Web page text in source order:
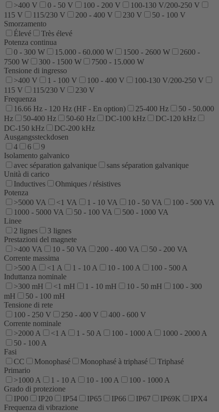
>400 V
0 - 50 V 100 - 200 V
100-130 V/200-250 V
115 V
115/230 V 200 - 400 V 230 V
50 - 100 V
Smorzamento
Élevé
Très élevé
Potenza continua
0 - 300 W
15.000 - 60.000 W 1500 - 2600 W
2600 -
7500 W
300 - 1500 W
7500 - 15.000 W
Tensione di ingresso
>400 V
1 - 100 V 100 - 400 V
100-130 V/200-250 V
115 V
115/230 V
230 V
Frequenza
16.66 Hz - 120 Hz (HF - En option)
25-400 Hz
50 - 50.000
Hz
50-400 Hz 50-60 Hz DC-100 kHz
DC-120 kHz
DC-150 kHz
DC-200 kHz
Ausgangssteckdosen
4
6
9
Isolamento galvanico
avec séparation galvanique
sans séparation galvanique
Unità di carico
Inductives
Ohmiques / résistives
Potenza
>5000 VA
<1 VA 1 - 10 VA 10 - 50 VA
100 - 500 VA
1000 - 5000 VA
50 - 100 VA
500 - 1000 VA
Linee
2 lignes
3 lignes
Prestazioni del magnete
>400 VA
10 - 50 VA 200 - 400 VA
50 - 200 VA
Corrente massima
>500 A
<1 A 1 - 10 A 10 - 100 A
100 - 500 A
Induttanza nominale
>300 mH
<1 mH 1 - 10 mH 10 - 50 mH
100 - 300
mH
50 - 100 mH
Tensione di rete
100 - 250 V
250 - 400 V
400 - 600 V
Corrente nominale
>2000 A
<1 A 1 - 50 A 100 - 1000 A
1000 - 2000 A
50 - 100 A
Fasi
CC
Monophasé Monophasé à triphasé
Triphasé
Primario
>1000 A
1 - 10 A 10 - 100 A
100 - 1000 A
Grado di protezione
IP00
IP20 IP54 IP65 IP66 IP67 IP69K
IPX4
Frequenza di vibrazione